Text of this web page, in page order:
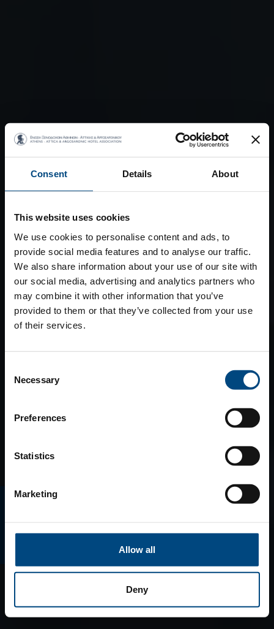
Consent Details About
This website uses cookies
We use cookies to personalise content and ads, to
provide social media features and to analyse our traffic.
We also share information about your use of our site with
our social media, advertising and analytics partners who
may combine it with other information that you’ve
provided to them or that they’ve collected from your use
of their services.
Selection
Necessary
Preferences
Statistics
Marketing
Allow all
Deny
E-MAGAZINO